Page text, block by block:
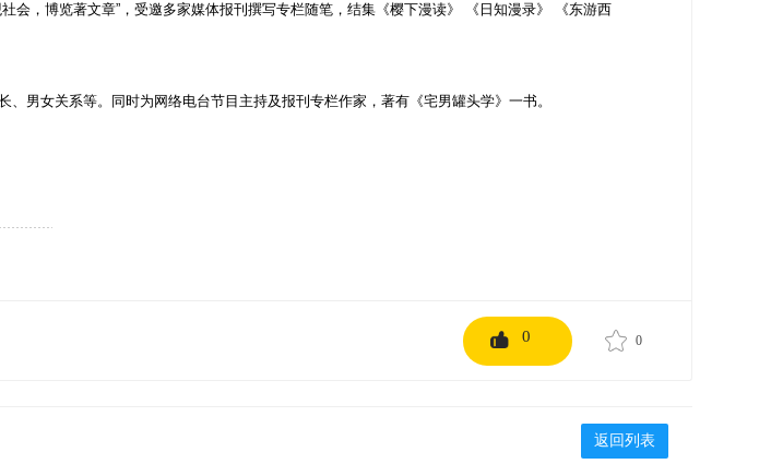
会，博览著文章”，受邀多家媒体报刊撰写专栏随笔，结集《樱下漫读》 《日知漫录》 《东游西
男女关系等。同时为网络电台节目主持及报刊专栏作家，著有《宅男罐头学》一书。
0
0
返回列表